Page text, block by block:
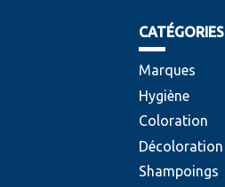
CATÉGORIES
Marques
Hygiène
Coloration
Décoloration
Shampoings